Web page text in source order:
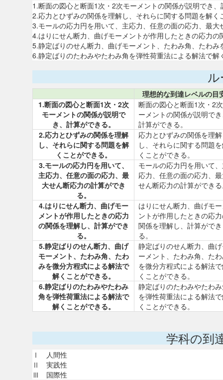
1.断面の図心と断面1次・2次モーメントの関係が説明でき
2.応力とひずみの関係を理解し、それらに関する問題を解く
3.モールの応力円を用いて、主応力、任意の面の応力、最
4.はりにせん断力、曲げモーメントが作用したときの応力
5.静定ばりのせん断力、曲げモーメント、たわみ角、たわ
6.静定ばりのたわみやたわみ角を弾性荷重法による解法で解
理想的な到達レベルの目
1.断面の図心と断面1次・2次
モーメントの関係が説明で
き、計算ができる。
断面の図心と断面1次・2
ーメントの関係が説明で
計算ができる。
2.応力とひずみの関係を理解
し、それらに関する問題を解
くことができる。
応力とひずみの関係を理解
し、それらに関する問題
くことができる。
3.モールの応力円を用いて、
主応力、任意の面の応力、最
大せん断応力の計算ができ
る。
モールの応力円を用いて
応力、任意の面の応力、
せん断応力の計算ができ
4.はりにせん断力、曲げモー
メントが作用したときの応力
の関係を理解し、計算ができ
る。
はりにせん断力、曲げモ
ントが作用したときの応
関係を理解し、計算ができ
る。
5.静定ばりのせん断力、曲げ
モーメント、たわみ角、たわ
みを微分方程式による解法で
解くことができる。
静定ばりのせん断力、曲
ーメント、たわみ角、た
を微分方程式による解法
くことができる。
6.静定ばりのたわみやたわみ
角を弾性荷重法による解法で
解くことができる。
静定ばりのたわみやたわ
を弾性荷重法による解法
くことができる。
学科の到
Ⅰ 人間性
Ⅱ 実践性
Ⅲ 国際性